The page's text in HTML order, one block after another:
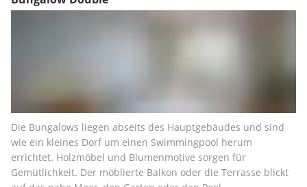
Die Bungalows liegen abseits des Hauptgebäudes und sind
wie ein kleines Dorf um einen Swimmingpool herum
errichtet. Holzmöbel und Blumenmotive sorgen für
Gemütlichkeit. Der möblierte Balkon oder die Terrasse blickt